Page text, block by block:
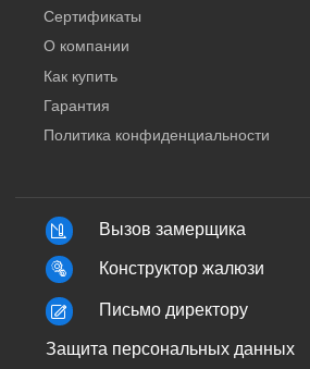
Сертификаты
О компании
Как купить
Гарантия
Политика конфиденциальности
Вызов замерщика
Конструктор жалюзи
Письмо директору
Защита персональных данных